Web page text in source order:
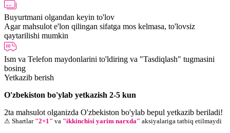
Buyurtmani olgandan keyin to'lov
Agar mahsulot e'lon qilingan sifatga mos kelmasa, to'lovsiz
qaytarilishi mumkin
Ism va Telefon maydonlarini to'ldiring va "Tasdiqlash" tugmasini
bosing
Yetkazib berish
O'zbekiston bo'ylab yetkazish 2-5 kun
2ta mahsulot olganizda O'zbekiston bo'ylab bepul yetkazib beriladi!
⚠ Shartlar "2+1" va "ikkinchisi yarim narxda" aksiyalariga tatbiq etilmaydi